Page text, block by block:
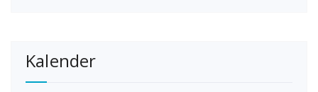
Kalender